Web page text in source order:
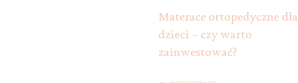
Materace ortopedyczne dla
dzieci – czy warto
zainwestować?